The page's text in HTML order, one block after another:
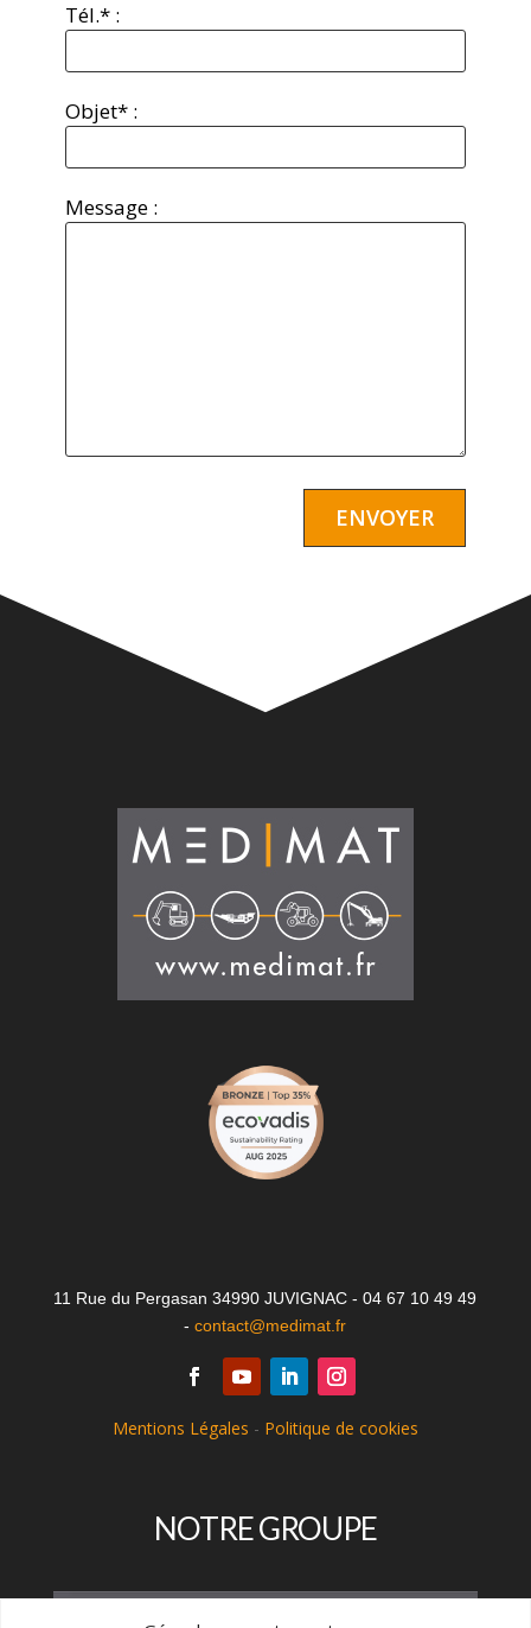
Tél.* :
Objet* :
Message :
11 Rue du Pergasan 34990 JUVIGNAC - 04 67 10 49 49
-contact@medimat.fr
Mentions Légales - Politique de cookies
NOTRE GROUPE